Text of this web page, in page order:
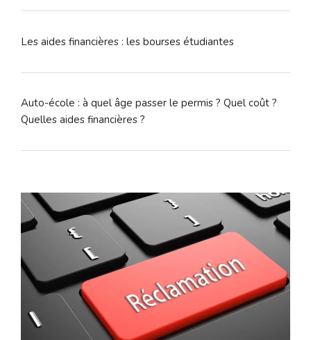
Les aides financières : les bourses étudiantes
Auto-école : à quel âge passer le permis ? Quel coût ?
Quelles aides financières ?